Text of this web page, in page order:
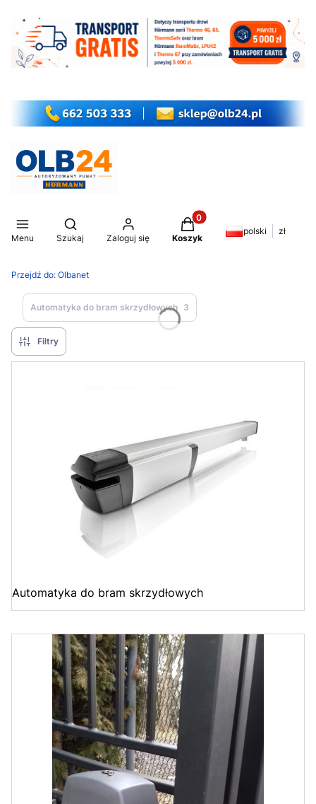
Menu
Otwórz wyszukiwarkę
Szukaj Zaloguj się
Produkty w koszyku: 0.
Koszyk
polski zł
Przejdź do: Olbanet
Automatyka do bram skrzydłowych 3
Filtry
Automatyka do bram skrzydłowych